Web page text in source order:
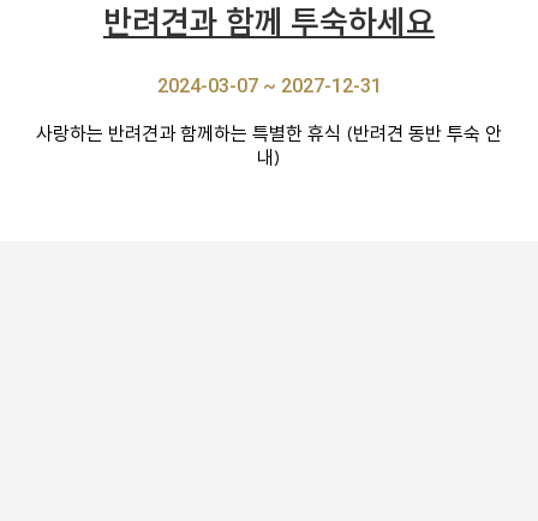
반려견과 함께 투숙하세요
2024-03-07 ~ 2027-12-31
사랑하는 반려견과 함께하는 특별한 휴식 (반려견 동반 투숙 안
내)